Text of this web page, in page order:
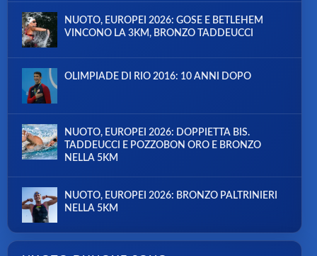
NUOTO, EUROPEI 2026: GOSE E BETLEHEM
VINCONO LA 3KM, BRONZO TADDEUCCI
OLIMPIADE DI RIO 2016: 10 ANNI DOPO
NUOTO, EUROPEI 2026: DOPPIETTA BIS.
TADDEUCCI E POZZOBON ORO E BRONZO
NELLA 5KM
NUOTO, EUROPEI 2026: BRONZO PALTRINIERI
NELLA 5KM